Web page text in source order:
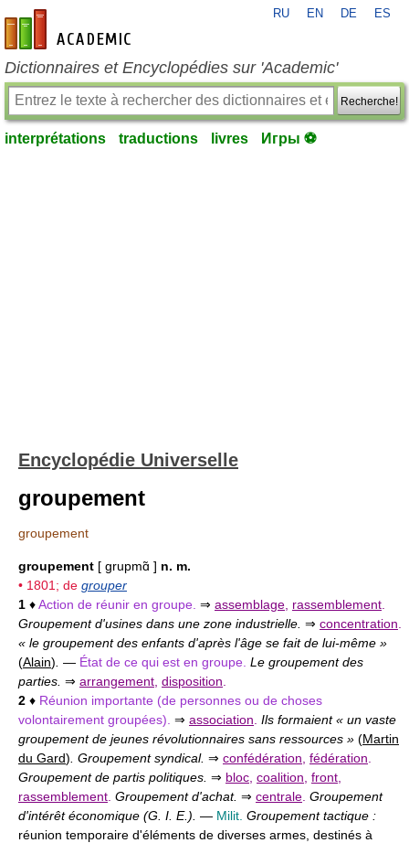
fr-academic.com
RU EN DE ES
Dictionnaires et Encyclopédies sur 'Academic'
Recherche!
interprétations traductions livres Игры ⚽
Encyclopédie Universelle
groupement
groupement
groupement [ grupmɑ̃ ] n. m.
• 1801; de grouper
1 ♦Action de réunir en groupe. ⇒ assemblage rassemblement
Groupement d'usines dans une zone industrielle. ⇒ concentration
« le groupement des enfants d'après l'âge se fait de lui-même »
(Alain) — État de ce qui est en groupe. Le groupement des
parties. ⇒ arrangement disposition
2 ♦ Réunion importante (de personnes ou de choses
volontairement groupées). ⇒ association Ils formaient « un vaste
groupement de jeunes révolutionnaires sans ressources » (Martin
du Gard) . Groupement syndical. ⇒ confédération fédération
Groupement de partis politiques. ⇒ bloc coalition front
rassemblement Groupement d'achat. ⇒ centrale Groupement
d'intérêt économique (G. I. E.). — Milit. Groupement tactique :
réunion temporaire d'éléments de diverses armes, destinés à